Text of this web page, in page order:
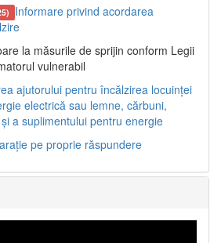
Informare privind acordarea
la măsurile de sprijin conform Legii
vulnerabil
ajutorului pentru încălzirea locuinței
electrică sau lemne, cărbuni,
a suplimentului pentru energie
pe proprie răspundere